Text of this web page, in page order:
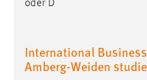
oder D
International
Amberg-Weiden
Zweck:
Cookie Laufzeit:
3 Monate